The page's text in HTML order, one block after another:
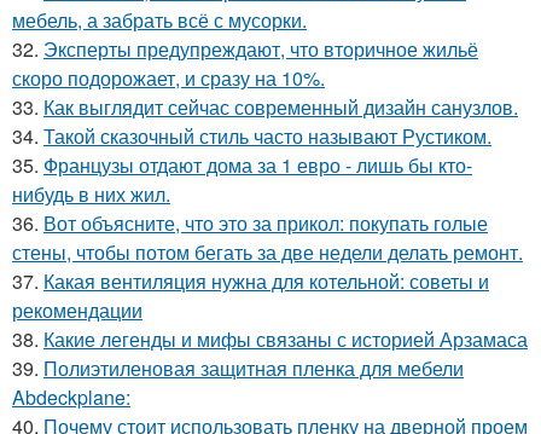
мебель, а забрать всё с мусорки.
32. Эксперты предупреждают, что вторичное жильё
скоро подорожает, и сразу на 10%.
33. Как выглядит сейчас современный дизайн санузлов.
34. Такой сказочный стиль часто называют Рустиком.
35. Французы отдают дома за 1 евро - лишь бы кто-
нибудь в них жил.
36. Вот объясните, что это за прикол: покупать голые
стены, чтобы потом бегать за две недели делать ремонт.
37. Какая вентиляция нужна для котельной: советы и
рекомендации
38. Какие легенды и мифы связаны с историей Арзамаса
39. Полиэтиленовая защитная пленка для мебели
Abdeckplane:
40. Почему стоит использовать пленку на дверной проем